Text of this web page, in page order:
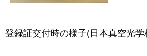
登録証交付時の様子(日本真空光学